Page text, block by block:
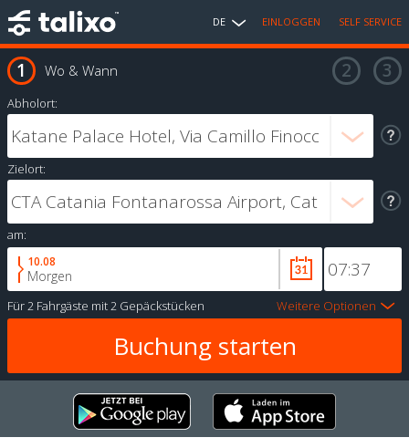
DE EINLOGGEN SELF SERVICE
Wo & Wann
Abholort:
Zielort:
am:
10.08
Morgen
Für2 Fahrgäste mit2 Gepäckstücken Weitere Optionen